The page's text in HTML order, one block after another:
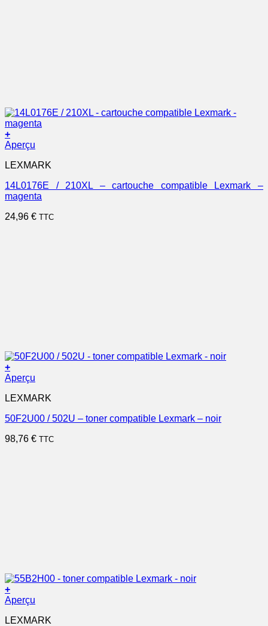
+
Aperçu
LEXMARK
14L0176E / 210XL – cartouche compatible Lexmark –
magenta
24,96 € TTC
+
Aperçu
LEXMARK
50F2U00 / 502U – toner compatible Lexmark – noir
98,76 € TTC
+
Aperçu
LEXMARK